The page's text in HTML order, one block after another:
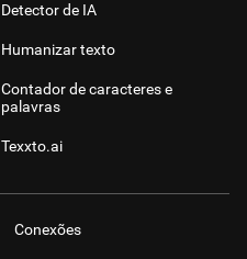
Detector de IA
Humanizar texto
Contador de caracteres e
palavras
Texxto.ai
Conexões